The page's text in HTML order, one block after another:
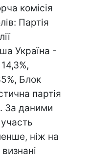
комісія
Партія
Україна -
Блок
партія
За даними
ніж на